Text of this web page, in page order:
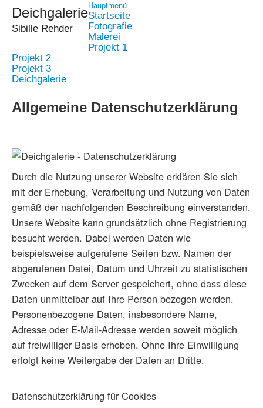
Deichgalerie
Sibille Rehder
Hauptmenü
Startseite
Fotografie
Malerei
Projekt 1
Projekt 2
Projekt 3
Deichgalerie
Allgemeine Datenschutzerklärung
Durch die Nutzung unserer Website erklären Sie sich
mit der Erhebung, Verarbeitung und Nutzung von Daten
gemäß der nachfolgenden Beschreibung einverstanden.
Unsere Website kann grundsätzlich ohne Registrierung
besucht werden. Dabei werden Daten wie
beispielsweise aufgerufene Seiten bzw. Namen der
abgerufenen Datei, Datum und Uhrzeit zu statistischen
Zwecken auf dem Server gespeichert, ohne dass diese
Daten unmittelbar auf Ihre Person bezogen werden.
Personenbezogene Daten, insbesondere Name,
Adresse oder E-Mail-Adresse werden soweit möglich
auf freiwilliger Basis erhoben. Ohne Ihre Einwilligung
erfolgt keine Weitergabe der Daten an Dritte.
Datenschutzerklärung für Cookies